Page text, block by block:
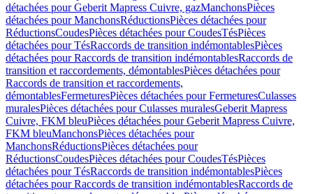
détachées pour Geberit Mapress Cuivre, gazManchonsPièces
détachées pour ManchonsRéductionsPièces détachées pour
RéductionsCoudesPièces détachées pour CoudesTésPièces
détachées pour TésRaccords de transition indémontablesPièces
détachées pour Raccords de transition indémontablesRaccords de
transition et raccordements, démontablesPièces détachées pour
Raccords de transition et raccordements,
démontablesFermeturesPièces détachées pour FermeturesCulasses
muralesPièces détachées pour Culasses muralesGeberit Mapress
Cuivre, FKM bleuPièces détachées pour Geberit Mapress Cuivre,
FKM bleuManchonsPièces détachées pour
ManchonsRéductionsPièces détachées pour
RéductionsCoudesPièces détachées pour CoudesTésPièces
détachées pour TésRaccords de transition indémontablesPièces
détachées pour Raccords de transition indémontablesRaccords de